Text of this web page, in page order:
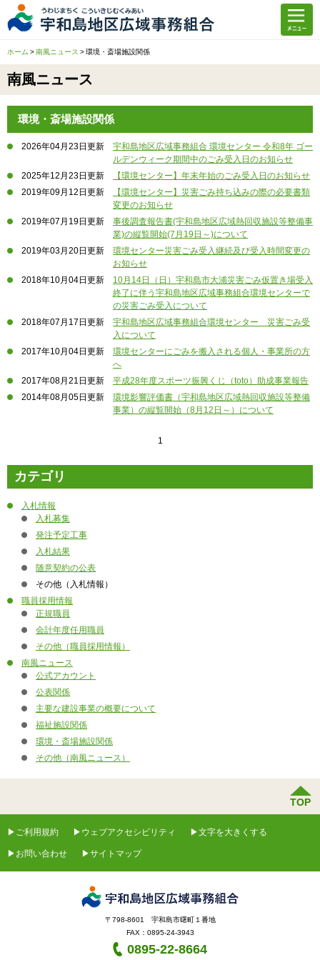
メニュー
ホーム
組合について
ごあいさつ
広域事務組合の紹介
構成市町紹介
施設紹介トップ
特別養護老人ホーム
養護老人ホーム
児童福祉施設
その他施設
入札情報
南風ニュース
ホーム 南風ニュース 環境・斎場施設関係
南風ニュース
カテゴリ
入札情報
入札募集
発注予定工事
入札結果
随意契約の公表
その他（入札情報）
職員採用情報
正規職員
会計年度任用職員
その他（職員採用情報）
南風ニュース
公式アカウント
公表関係
主要な建設事業の概要について
福祉施設関係
環境・斎場施設関係
その他（南風ニュース）
環境・斎場施設関係
2026年04月23日更新
宇和島地区広域事務組合 環境センター 令和8年 ゴー
ルデンウィーク期間中のごみ受入日のお知らせ
2025年12月23日更新
【環境センター】年末年始のごみ受入日のお知らせ
2019年09月12日更新
【環境センター】災害ごみ持ち込みの際の必要書類
変更のお知らせ
2019年07月19日更新
事後調査報告書(宇和島地区広域熱回収施設等整備事
業)の縦覧開始(7月19日～)について
2019年03月20日更新
環境センター災害ごみ受入継続及び受入時間変更の
お知らせ
2018年10月04日更新
10月14日（日）宇和島市大浦災害ごみ仮置き場受入
終了に伴う宇和島地区広域事務組合環境センターで
の災害ごみ受入について
2018年07月17日更新
宇和島地区広域事務組合環境センター 災害ごみ受
入について
2017年10月04日更新
環境センターにごみを搬入される個人・事業所の方
へ
2017年08月21日更新
平成28年度スポーツ振興くじ（toto）助成事業報告
2014年08月05日更新
環境影響評価書（宇和島地区広域熱回収施設等整備
事業）の縦覧開始（8月12日～）について
1
TOP
ご利用規約 ウェブアクセシビリティ 文字を大きくする
お問い合わせ サイトマップ
〒798-8601 宇和島市曙町１番地
FAX：0895-24-3943
0895-22-8664